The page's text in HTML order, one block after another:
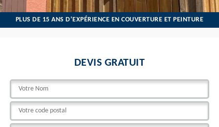
PLUS DE 15 ANS D’EXPÉRIENCE EN COUVERTURE ET PEINTURE
DEVIS GRATUIT